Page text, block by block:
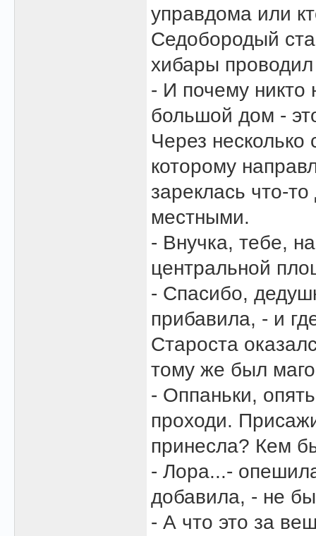
управдома или
Седобородый
хибары
- И почему никто
большой дом -
Через
которому
зареклась что-
местными.
- Внучка, тебе,
центральной
- Спасибо,
прибавила, - и
Староста
тому же был
- Оппаньки,
проходи.
принесла? Кем
- Лора...-
добавила, - не
- А что это за